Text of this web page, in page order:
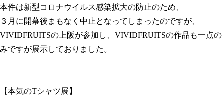
本件は新型コロナウイルス感染拡大の防止のため、
３月に開幕後まもなく中止となってしまったのですが、
VIVIDFRUITSの上阪が参加し、VIVIDFRUITSの作品も一点の
みですが展示しておりました。
【本気のTシャツ展】